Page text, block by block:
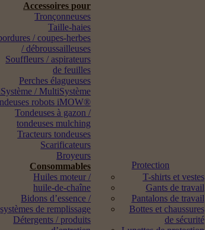
Accessoires pour
Tronçonneuses
Taille-haies
/ coupes-herbes
/ débroussailleuses
Souffleurs / aspirateurs
de feuilles
Perches élagueuses
/ MultiSystème
robots iMOW®
Tondeuses à gazon /
tondeuses mulching
Tracteurs tondeuses
Scarificateurs
Broyeurs
Consommables
Huiles moteur /
huile-de-chaîne
Bidons d’essence /
systèmes de remplissage
Détergents / produits
Protection
T-shirts et vestes
Gants de travail
Pantalons de travail
Bottes et chaussures
de sécurité